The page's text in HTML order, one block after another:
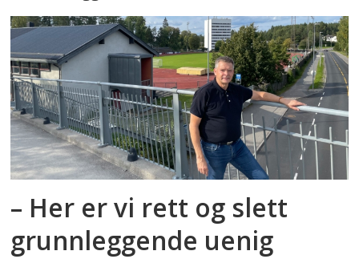
– Her er vi rett og slett
grunnleggende uenig